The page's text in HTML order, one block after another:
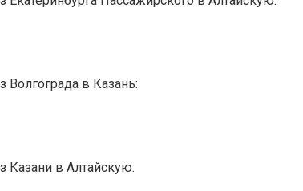
Волгограда в Казань:
Казани в Алтайскую: